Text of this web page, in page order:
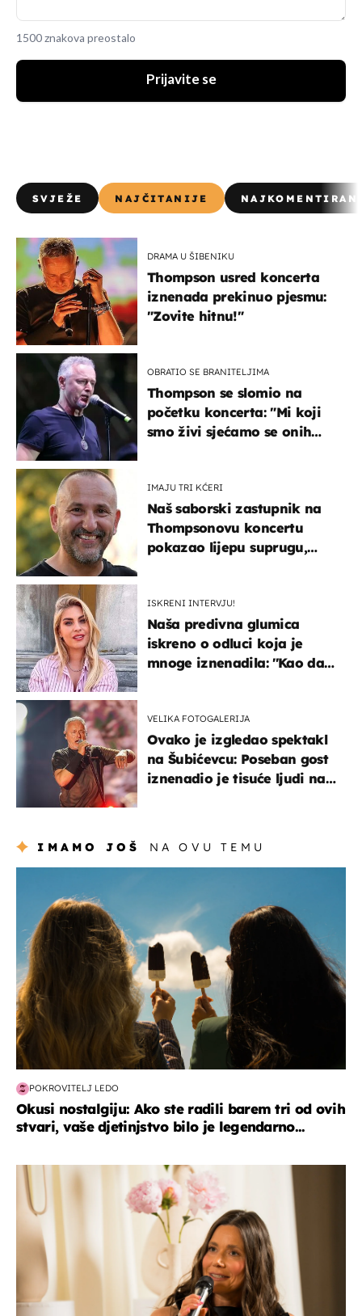
1500 znakova preostalo
Prijavite se
SVJEŽE NAJČITANIJE
DRAMA U ŠIBENIKU
Thompson usred koncerta
iznenada prekinuo pjesmu:
"Zovite hitnu!"
OBRATIO SE BRANITELJIMA
Thompson se slomio na
početku koncerta: "Mi koji
smo živi sjećamo se onih
IMAJU TRI KĆERI
Naš saborski zastupnik na
Thompsonovu koncertu
pokazao lijepu suprugu,
ISKRENI INTERVJU!
Naša predivna glumica
iskreno o odluci koja je
mnoge iznenadila: ''Kao da
VELIKA FOTOGALERIJA
Ovako je izgledao spektakl
na Šubićevcu: Poseban gost
iznenadio je tisuće ljudi na
IMAMO JOŠ NA OVU TEMU
POKROVITELJ LEDO
Okusi nostalgiju: Ako ste radili barem tri od ovih
stvari, vaše djetinjstvo bilo je legendarno...
moda & ljepota